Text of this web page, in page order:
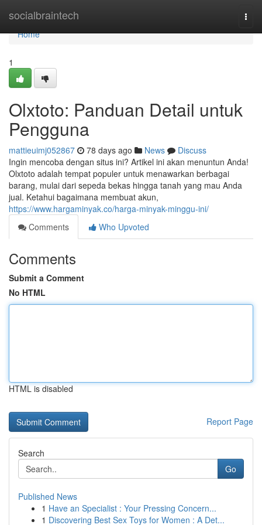
socialbraintech
Home
Home
1
Olxtoto: Panduan Detail untuk
Pengguna
mattieuimj052867 78 days ago News
Discuss
Ingin mencoba dengan situs ini? Artikel ini akan menuntun Anda!
Olxtoto adalah tempat populer untuk menawarkan berbagai
barang, mulai dari sepeda bekas hingga tanah yang mau Anda
jual. Ketahui bagaimana membuat akun,
https://www.hargaminyak.co/harga-minyak-minggu-ini/
Comments
Who Upvoted
Comments
Submit a Comment
No HTML
HTML is disabled
Report Page
Search
Go
Published News
1 Have an Specialist : Your Pressing Concern...
1 Discovering Best Sex Toys for Women : A Det...